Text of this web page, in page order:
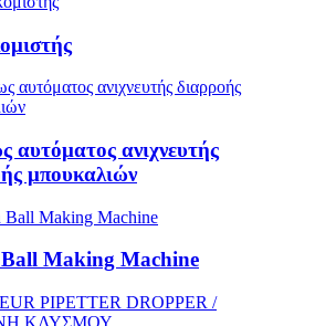
αυτόματος ανιχνευτής
μπουκαλιών
Ball Making Machine